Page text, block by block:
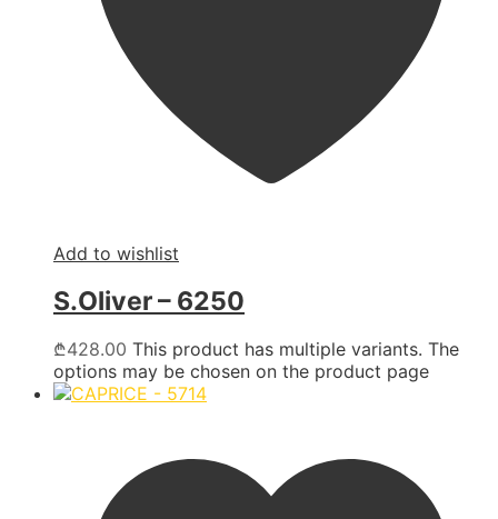
Add to wishlist
S.Oliver – 6250
₾428.00 This product has multiple variants. The
options may be chosen on the product page